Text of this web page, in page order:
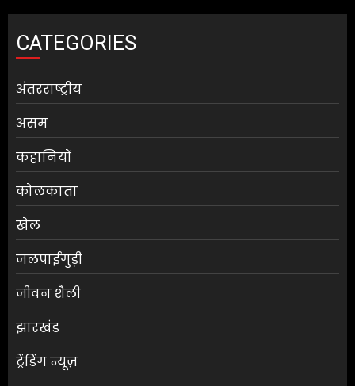
CATEGORIES
अंतरराष्ट्रीय
असम
कहानियों
कोलकाता
खेल
जलपाईगुड़ी
जीवन शैली
झारखंड
ट्रेंडिंग न्यूज़